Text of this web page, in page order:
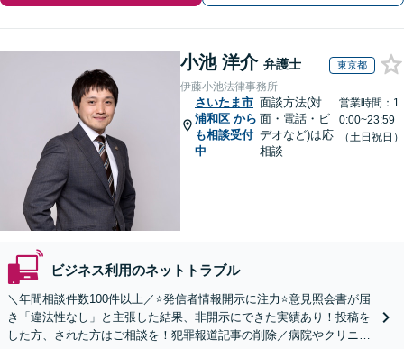
小池 洋介 弁護士 東京都
伊藤小池法律事務所
さいたま市
浦和区 から
も相談受付
中
面談方法(対
面・電話・ビ
デオなど)は応
相談
営業時間：1
0:00~23:59
（土日祝日）
ビジネス利用のネットトラブル
＼年間相談件数100件以上／⭐️発信者情報開示に注力⭐️意見照会書が届
き「違法性なし」と主張した結果、非開示にできた実績あり！投稿を
した方、された方はご相談を！犯罪報道記事の削除／病院やクリニッ